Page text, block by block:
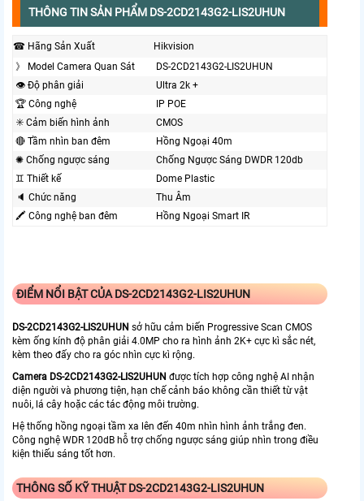
THÔNG TIN SẢN PHẨM DS-2CD2143G2-LIS2UHUN
☎ Hãng Sản Xuất
Hikvision
》 Model Camera Quan Sát
DS-2CD2143G2-LIS2UHUN
👁 Độ phân giải
Ultra 2k +
🏆 Công nghệ
IP POE
✳️ Cảm biến hình ảnh
CMOS
🔴 Tầm nhìn ban đêm
Hồng Ngoại 40m
✺ Chống ngược sáng
Chống Ngược Sáng DWDR 120db
♊ Thiết kế
Dome Plastic
🔈 Chức năng
Thu Âm
🖍 Công nghệ ban đêm
Hồng Ngoại Smart IR
ĐIỂM NỔI BẬT CỦA DS-2CD2143G2-LIS2UHUN
DS-2CD2143G2-LIS2UHUN sở hữu cảm biến Progressive Scan CMOS
kèm ống kính độ phân giải 4.0MP cho ra hình ảnh 2K+ cực kì sắc nét,
kèm theo đấy cho ra góc nhìn cực kì rộng.
Camera DS-2CD2143G2-LIS2UHUN được tích hợp công nghệ AI nhận
diện người và phương tiện, hạn chế cảnh báo không cần thiết từ vật
nuôi, lá cây hoặc các tác động môi trường.
Hệ thống hồng ngoại tầm xa lên đến 40m nhìn hình ảnh trắng đen.
Công nghệ WDR 120dB hỗ trợ chống ngược sáng giúp nhìn trong điều
kiện thiếu sáng tốt hơn.
THÔNG SỐ KỸ THUẬT DS-2CD2143G2-LIS2UHUN